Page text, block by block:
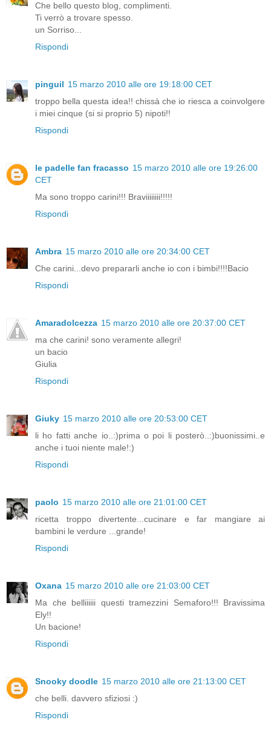
Che bello questo blog, complimenti.
Ti verrò a trovare spesso.
un Sorriso...
Rispondi
pinguil 15 marzo 2010 alle ore 19:18:00 CET
troppo bella questa idea!! chissà che io riesca a coinvolgere
i miei cinque (si si proprio 5) nipoti!!
Rispondi
le padelle fan fracasso 15 marzo 2010 alle ore 19:26:00
CET
Ma sono troppo carini!!! Braviiiiiiii!!!!!
Rispondi
Ambra 15 marzo 2010 alle ore 20:34:00 CET
Che carini...devo prepararli anche io con i bimbi!!!!Bacio
Rispondi
Amaradolcezza 15 marzo 2010 alle ore 20:37:00 CET
ma che carini! sono veramente allegri!
un bacio
Giulia
Rispondi
Giuky 15 marzo 2010 alle ore 20:53:00 CET
li ho fatti anche io..:)prima o poi li posterò..:)buonissimi..e
anche i tuoi niente male!:)
Rispondi
paolo 15 marzo 2010 alle ore 21:01:00 CET
ricetta troppo divertente...cucinare e far mangiare ai
bambini le verdure ...grande!
Rispondi
Oxana 15 marzo 2010 alle ore 21:03:00 CET
Ma che belliiiiii questi tramezzini Semaforo!!! Bravissima
Ely!!
Un bacione!
Rispondi
Snooky doodle 15 marzo 2010 alle ore 21:13:00 CET
che belli. davvero sfiziosi :)
Rispondi